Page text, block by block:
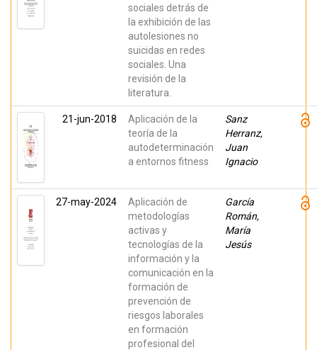
sociales detrás de
la exhibición de las
autolesiones no
suicidas en redes
sociales. Una
revisión de la
literatura.
21-jun-2018
Aplicación de la
teoría de la
autodeterminación
a entornos fitness
Sanz
Herranz,
Juan
Ignacio
27-may-2024
Aplicación de
metodologías
activas y
tecnologías de la
información y la
comunicación en la
formación de
prevención de
riesgos laborales
en formación
profesional del
García
Román,
María
Jesús